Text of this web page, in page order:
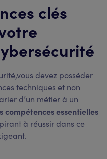
clés
devez posséder
techniques et non
d’un métier à un
compétences essentielles
à réussir dans ce